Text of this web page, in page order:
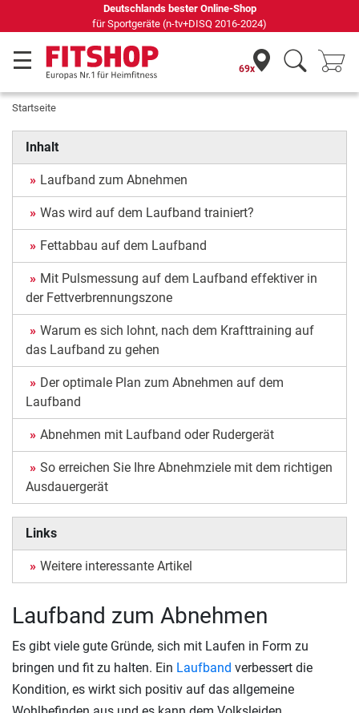
Deutschlands bester Online-Shop
für Sportgeräte (n-tv+DISQ 2016-2024)
69x
Startseite
Inhalt
Laufband zum Abnehmen
Was wird auf dem Laufband trainiert?
Fettabbau auf dem Laufband
Mit Pulsmessung auf dem Laufband effektiver in
der Fettverbrennungszone
Warum es sich lohnt, nach dem Krafttraining auf
das Laufband zu gehen
Der optimale Plan zum Abnehmen auf dem
Laufband
Abnehmen mit Laufband oder Rudergerät
So erreichen Sie Ihre Abnehmziele mit dem richtigen
Ausdauergerät
Links
Weitere interessante Artikel
Laufband zum Abnehmen
Es gibt viele gute Gründe, sich mit Laufen in Form zu
bringen und fit zu halten. Ein Laufband verbessert die
Kondition, es wirkt sich positiv auf das allgemeine